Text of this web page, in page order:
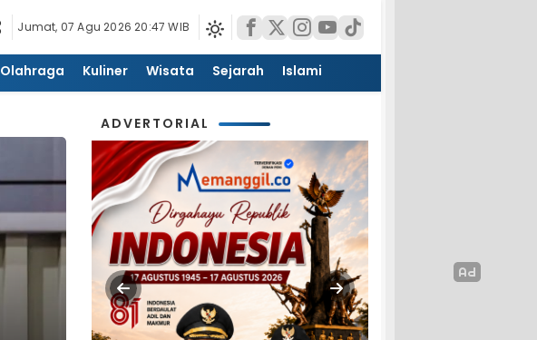
Jumat, 07 Agu 2026 20:47 WIB
Olahraga Kuliner Wisata Sejarah Islami
ADVERTORIAL